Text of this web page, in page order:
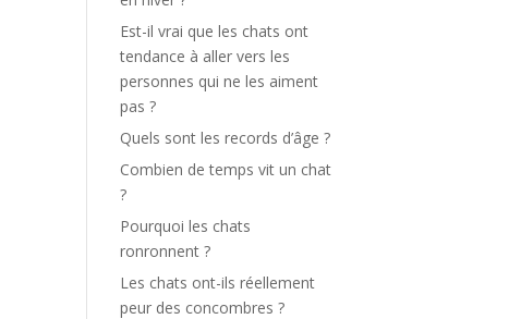
Est-il vrai que les chats ont
tendance à aller vers les
personnes qui ne les aiment
pas ?
Quels sont les records d’âge ?
Combien de temps vit un chat
?
Pourquoi les chats
ronronnent ?
Les chats ont-ils réellement
peur des concombres ?